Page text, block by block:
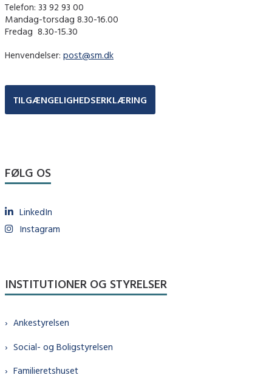
Telefon: 33 92 93 00
Mandag-torsdag 8.30-16.00
Fredag ​ 8.30-15.30
Henvendelser: post@sm.dk
TILGÆNGELIGHEDSERKLÆRING
FØLG OS
LinkedIn
Instagram
INSTITUTIONER OG STYRELSER
Ankestyrelsen
Social- og Boligstyrelsen
Familieretshuset